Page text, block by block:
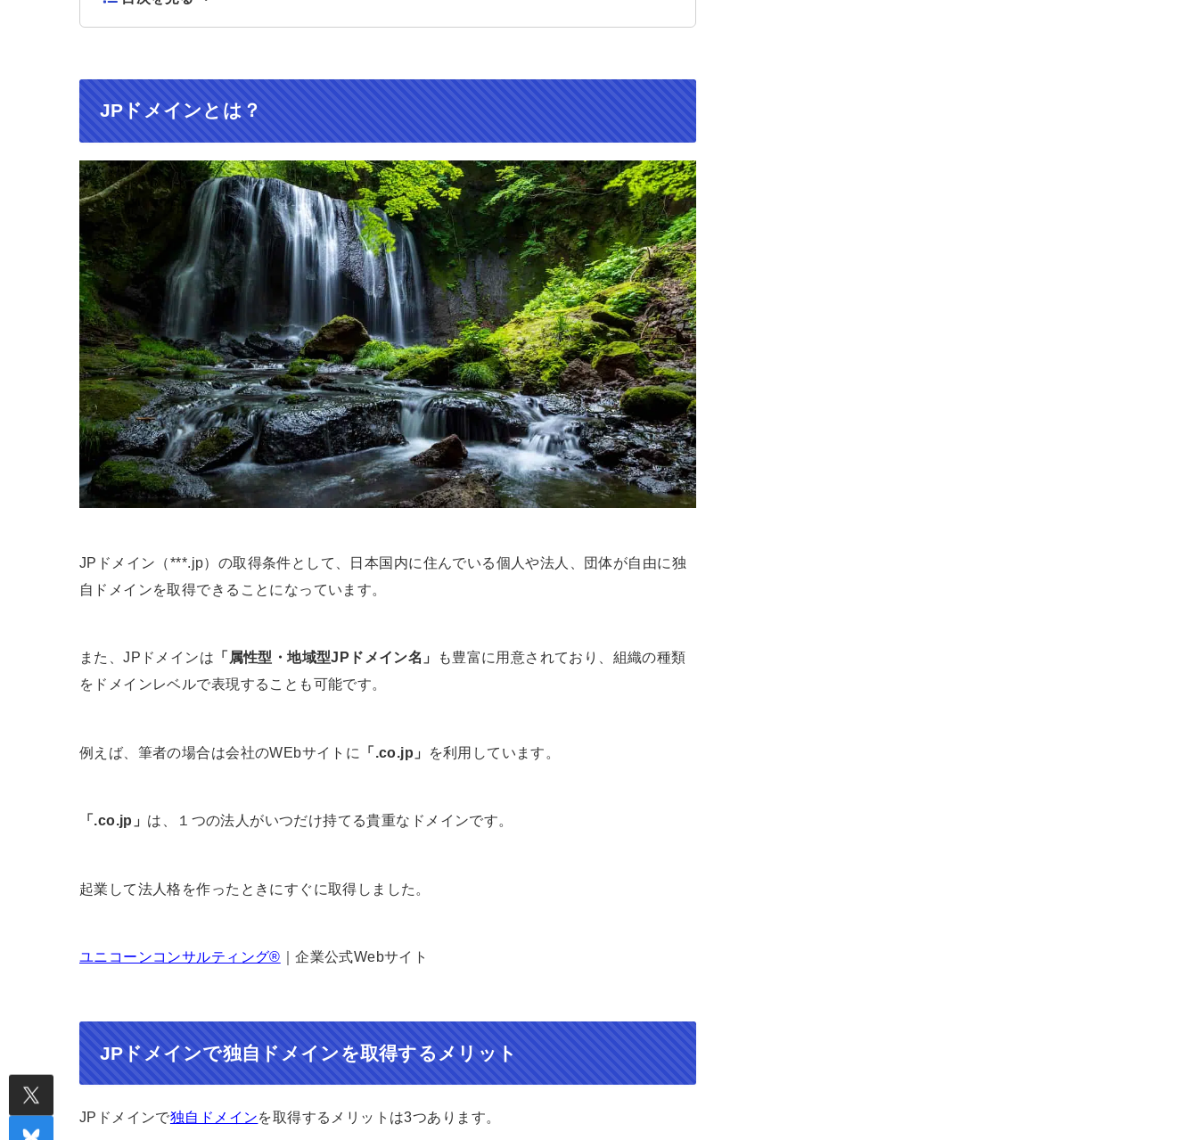
JPドメインとは？
JPドメイン（***.jp）の取得条件として、日本国内に住んでいる個人や法人、団体が自由に独
自ドメインを取得できることになっています。
また、JPドメインは 「属性型・地域型JPドメイン名」
も豊富に用意されており、組織の種類
をドメインレベルで表現することも可能です。
例えば、筆者の場合は会社のWEbサイトに 「.co.jp」 を利用しています。
「.co.jp」 は、１つの法人がいつだけ持てる貴重なドメインです。
起業して法人格を作ったときにすぐに取得しました。
ユニコーンコンサルティング®︎ ｜企業公式Webサイト
JPドメインで独自ドメインを取得するメリット
JPドメインで独自ドメインを取得するメリットは3つあります。